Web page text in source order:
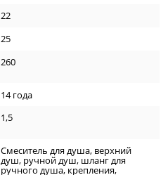
22
25
260
14 года
1,5
Смеситель для душа, верхний
душ, ручной душ, шланг для
ручного душа, крепления,